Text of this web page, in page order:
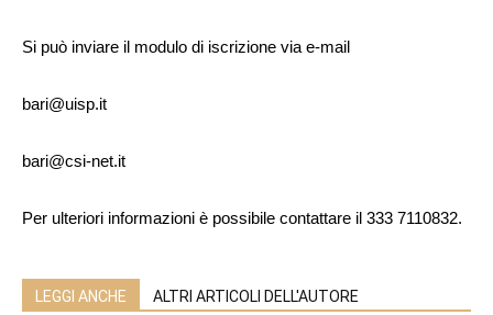
Si può inviare il modulo di iscrizione via e-mail
bari@uisp.it
bari@csi-net.it
Per ulteriori informazioni è possibile contattare il 333 7110832.
LEGGI ANCHE ALTRI ARTICOLI DELL'AUTORE